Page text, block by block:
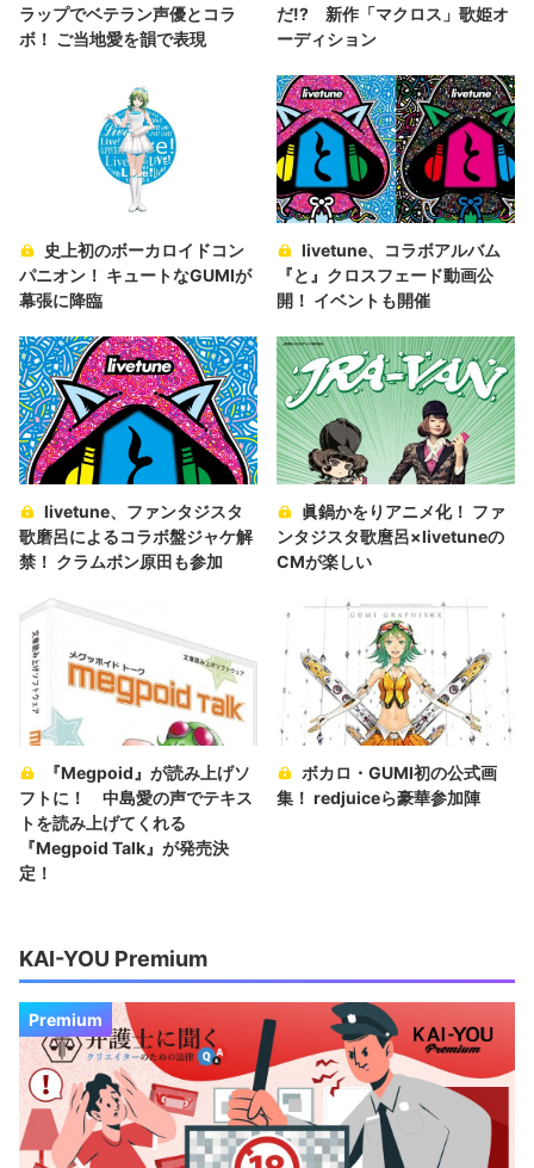
ラップでベテラン声優とコラ
ボ！ ご当地愛を韻で表現
だ!? 新作「マクロス」歌姫オ
ーディション
史上初のボーカロイドコン
パニオン！ キュートなGUMIが
幕張に降臨
livetune、コラボアルバム
『と』クロスフェード動画公
開！ イベントも開催
livetune、ファンタジスタ
歌磨呂によるコラボ盤ジャケ解
禁！ クラムボン原田も参加
眞鍋かをりアニメ化！ ファ
ンタジスタ歌麿呂×livetuneの
CMが楽しい
『Megpoid』が読み上げソ
フトに！ 中島愛の声でテキス
トを読み上げてくれる
『Megpoid Talk』が発売決
定！
ボカロ・GUMI初の公式画
集！ redjuiceら豪華参加陣
KAI-YOU Premium
Premium